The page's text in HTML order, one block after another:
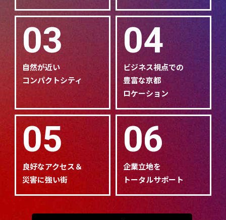
03
自然が近い
コンパクトシティ
04
ビジネス視点での
豊富な京都
ロケーション
05
良好なアクセス＆
災害に強い街
06
企業立地を
トータルサポート